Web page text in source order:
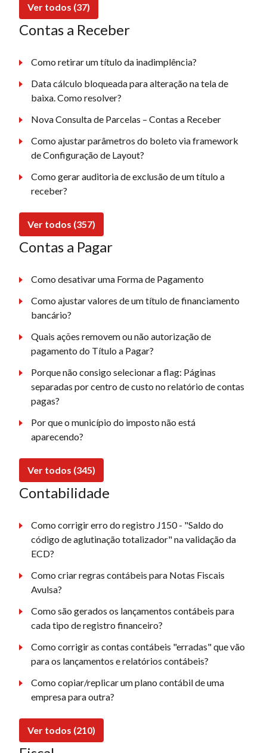
Ver todos (37)
Contas a Receber
Como retirar um título da inadimplência?
Data cálculo bloqueada para alteração na tela de
baixa. Como resolver?
Nova Consulta de Parcelas – Contas a Receber
Como ajustar parâmetros do boleto via framework
de Configuração de Layout?
Como gerar auditoria de exclusão de um título a
receber?
Ver todos (357)
Contas a Pagar
Como desativar uma Forma de Pagamento
Como ajustar valores de um título de financiamento
bancário?
Quais ações removem ou não autorização de
pagamento do Título a Pagar?
Porque não consigo selecionar a flag: Páginas
separadas por centro de custo no relatório de contas
pagas?
Por que o município do imposto não está
aparecendo?
Ver todos (345)
Contabilidade
Como corrigir erro do registro J150 - "Saldo do
código de aglutinação totalizador" na validação da
ECD?
Como criar regras contábeis para Notas Fiscais
Avulsa?
Como são gerados os lançamentos contábeis para
cada tipo de registro financeiro?
Como corrigir as contas contábeis "erradas" que vão
para os lançamentos e relatórios contábeis?
Como copiar/replicar um plano contábil de uma
empresa para outra?
Ver todos (210)